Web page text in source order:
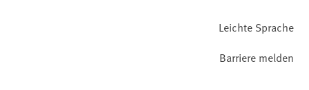
Leichte Sprache
Barriere melden